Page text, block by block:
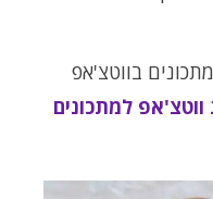
בווטצ'אפ
למתכונים